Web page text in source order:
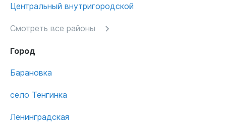
Центральный внутригородской
Смотреть все районы
Город
Барановка
село Тенгинка
Ленинградская